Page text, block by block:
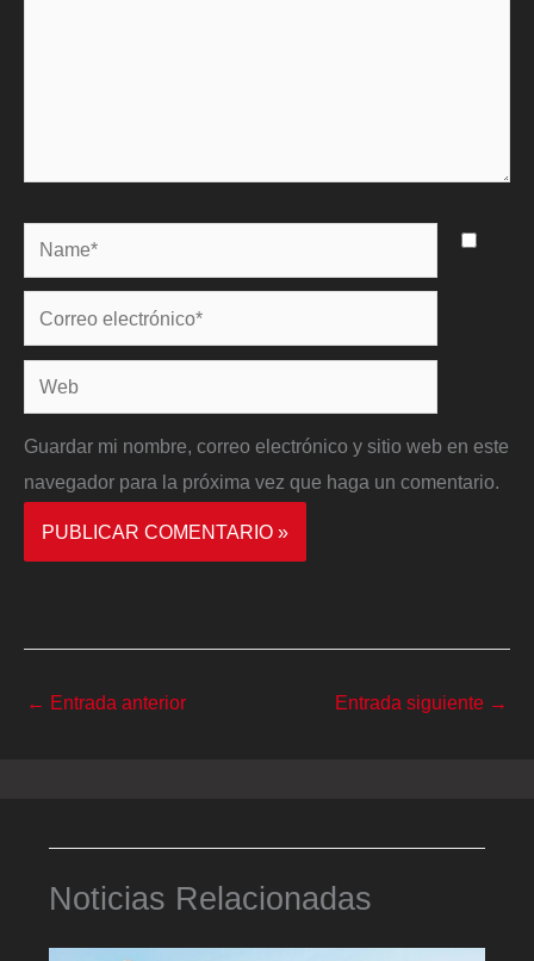
Name*
Correo
electrónico*
Web
Guardar mi nombre, correo electrónico y sitio web en este
navegador para la próxima vez que haga un comentario.
← Entrada anterior Entrada siguiente →
Noticias Relacionadas